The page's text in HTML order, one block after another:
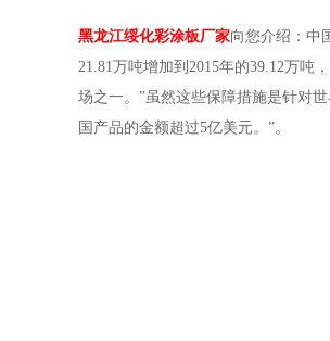
黑龙江绥化彩涂板厂家向您介绍：中
21.81万吨增加到2015年的39.12万吨
场之一。”虽然这些保障措施是针对
国产品的金额超过5亿美元。”。